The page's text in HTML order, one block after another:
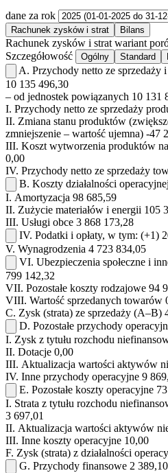
dane za rok
Rachunek zysków i strat Bilans
Rachunek zysków i strat wariant
Szczegółowość
Ogólny Standard
A. Przychody netto ze
10 135 496,30
– od jednostek powiązanych 10 131
I. Przychody netto ze sprzedaży
II. Zmiana stanu produktów
zmniejszenie – wartość ujemna) -47
III. Koszt wytworzenia produktów
0,00
IV. Przychody netto ze sprzedaży
B. Koszty działalności operacyjnej
I. Amortyzacja 98 685,59
II. Zużycie materiałów i energii 105
III. Usługi obce 3 868 173,28
IV. Podatki i opłaty, w tym: (+1)
V. Wynagrodzenia 4 723 834,05
VI. Ubezpieczenia społeczne i
799 142,32
VII. Pozostałe koszty rodzajowe 94
VIII. Wartość sprzedanych towarów
C. Zysk (strata) ze sprzedaży (A–B)
D. Pozostałe przychody
I. Zysk z tytułu rozchodu
II. Dotacje 0,00
III. Aktualizacja wartości aktywów
IV. Inne przychody operacyjne 9
E. Pozostałe koszty operacyjne
I. Strata z tytułu rozchodu
3 697,01
II. Aktualizacja wartości aktywów
III. Inne koszty operacyjne 10,00
F. Zysk (strata) z działalności
G. Przychody finansowe 2 389,10